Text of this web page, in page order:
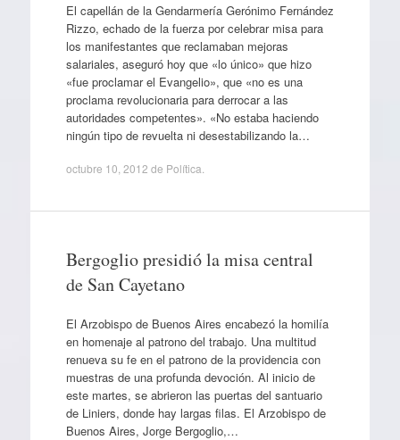
El capellán de la Gendarmería Gerónimo Fernández
Rizzo, echado de la fuerza por celebrar misa para
los manifestantes que reclamaban mejoras
salariales, aseguró hoy que «lo único» que hizo
«fue proclamar el Evangelio», que «no es una
proclama revolucionaria para derrocar a las
autoridades competentes». «No estaba haciendo
ningún tipo de revuelta ni desestabilizando la…
octubre 10, 2012 de Política
Bergoglio presidió la misa central
de San Cayetano
El Arzobispo de Buenos Aires encabezó la homilía
en homenaje al patrono del trabajo. Una multitud
renueva su fe en el patrono de la providencia con
muestras de una profunda devoción. Al inicio de
este martes, se abrieron las puertas del santuario
de Liniers, donde hay largas filas. El Arzobispo de
Buenos Aires, Jorge Bergoglio,…